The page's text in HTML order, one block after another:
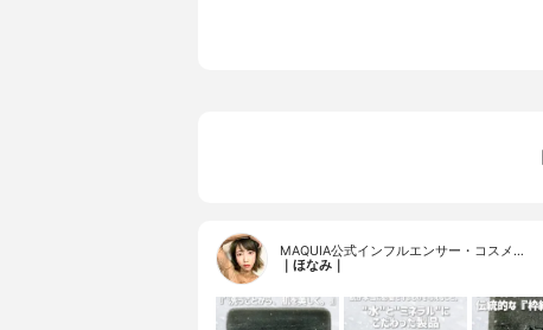
MAQUIA公式インフルエンサー・コスメ…
｜ほなみ｜